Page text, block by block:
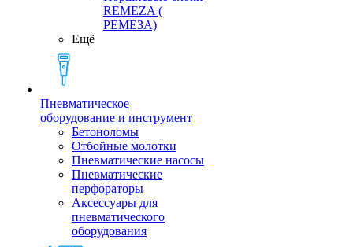
REMEZA (
РЕМЕЗА)
Ещё
Пневматическое
оборудование и инструмент
Бетоноломы
Отбойные молотки
Пневматические насосы
Пневматические
перфораторы
Аксессуары для
пневматического
оборудования